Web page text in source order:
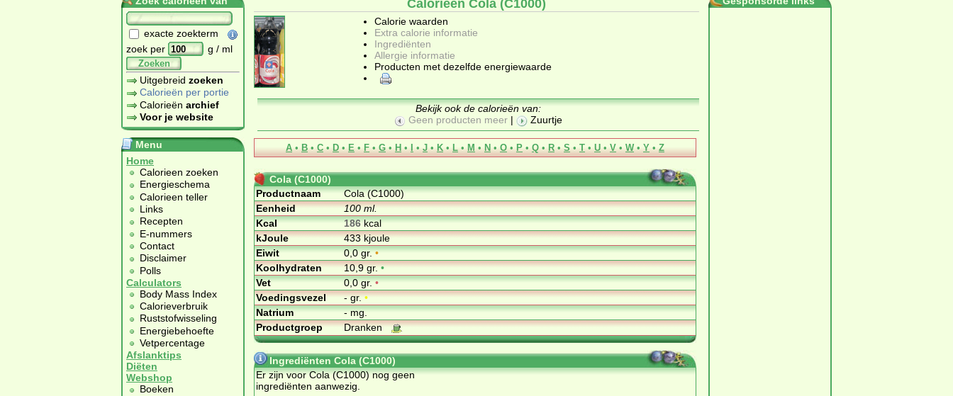
exacte zoekterm
zoek per
g / ml
Zoeken
Uitgebreid zoeken
Calorieën per portie
Calorieën archief
Voor je website
Menu
Home
Calorieen zoeken
Energieschema
Calorieen teller
Links
Recepten
E-nummers
Contact
Disclaimer
Polls
Calculators
Body Mass Index
Calorieverbruik
Ruststofwisseling
Energiebehoefte
Vetpercentage
Afslanktips
Diëten
Webshop
Boeken
Calorieën Cola (C1000)
Calorie waarden
Extra calorie informatie
Ingrediënten
Allergie informatie
Producten met dezelfde energiewaarde
Bekijk ook de calorieën van:
Geen producten meer | Zuurtje
A • B • C • D • E • F • G • H • I • J • K • L • M • N • O • P • Q • R • S • T • U • V • W • Y • Z
Cola (C1000)
Productnaam
Cola (C1000)
Eenheid
100 ml.
Kcal
186kcal
kJoule
433 kjoule
Eiwit
0,0 gr.•
Koolhydraten
10,9 gr.•
Vet
0,0 gr.•
Voedingsvezel
- gr.•
Natrium
- mg.
Productgroep
Dranken
Ingrediënten Cola (C1000)
Er zijn voor Cola (C1000) nog geen
ingrediënten aanwezig.